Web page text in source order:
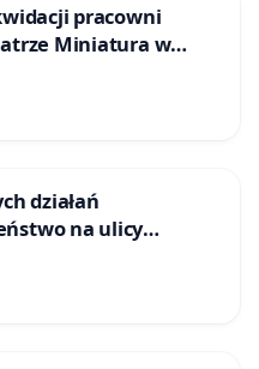
pracowni
Miniatura w
działań
na ulicy